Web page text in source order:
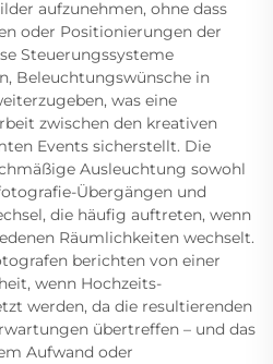
aufzunehmen, ohne dass
oder Positionierungen der
Steuerungssysteme
Beleuchtungswünsche in
was eine
zwischen den kreativen
Events sicherstellt. Die
Ausleuchtung sowohl
Übergängen und
die häufig auftreten, wenn
Räumlichkeiten wechselt.
berichten von einer
wenn Hochzeits-
werden, da die resultierenden
übertreffen – und das
Aufwand oder